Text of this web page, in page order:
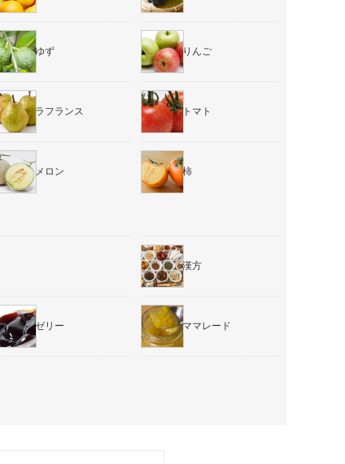
ゆず りんご
ラフランス トマト
メロン 柿
漢方
ゼリー ママレード